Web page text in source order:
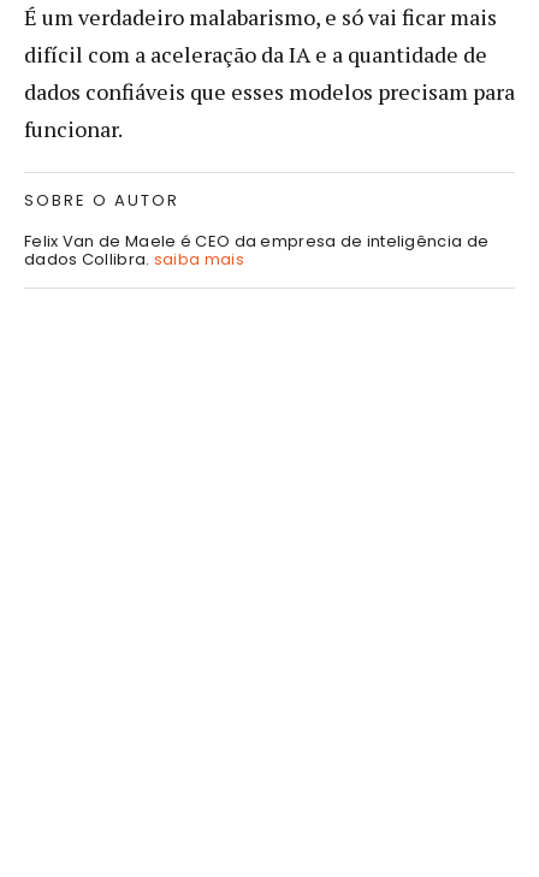
É um verdadeiro malabarismo, e só vai ficar mais
difícil com a aceleração da IA e a quantidade de
dados confiáveis que esses modelos precisam para
funcionar.
SOBRE O AUTOR
Felix Van de Maele é CEO da empresa de inteligência de
dados Collibra. saiba mais